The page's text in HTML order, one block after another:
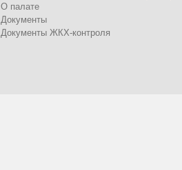
О палате
Документы
Документы ЖКХ-контроля